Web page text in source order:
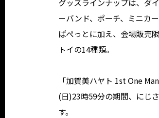
ーバンド、ポーチ、ミニカ
ぱぺっとに加え、会場販売
トイの14種類。
「加賀美ハヤト 1st One
(日)23時59分の期間、にじ
す。